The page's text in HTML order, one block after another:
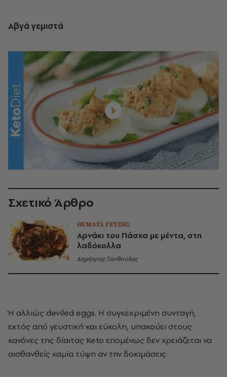
Aβγά γεμιστά
Σχετικό Άρθρο
ΘΕΜΑΤΑ ΓΕΥΣΗΣ
Αρνάκι του Πάσχα με μέντα, στη
λαδόκολλα
Δημήτρης Ξανθούλης
Ή αλλιώς deviled eggs. Η συγκεκριμένη συνταγή,
εκτός από γευστική και εύκολη, υπακούει στους
κανόνες της δίαιτας Keto επομένως δεν χρειάζεται να
αισθανθείς καμία τύψη αν την δοκιμάσεις.